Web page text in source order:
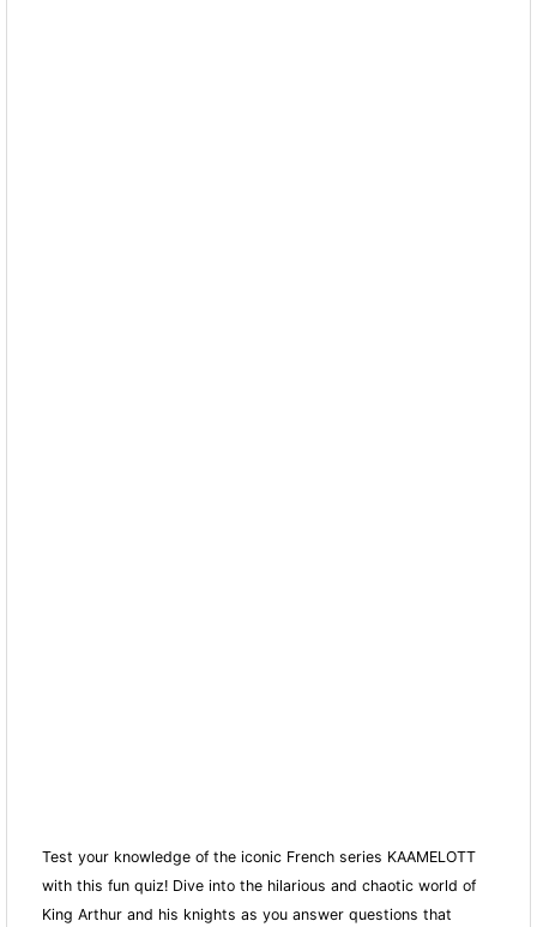
Test your knowledge of the iconic French series KAAMELOTT
with this fun quiz! Dive into the hilarious and chaotic world of
King Arthur and his knights as you answer questions that